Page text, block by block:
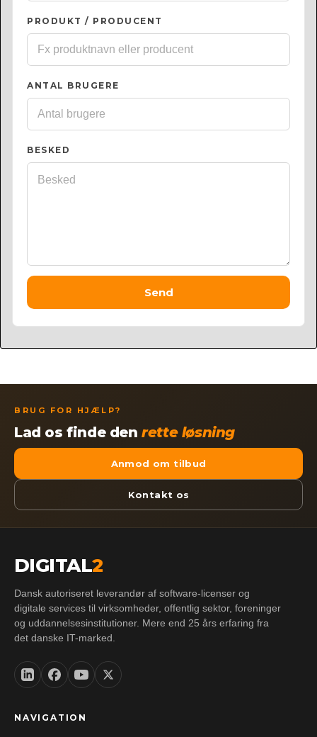
PRODUKT / PRODUCENT
ANTAL BRUGERE
BESKED
Send
BRUG FOR HJÆLP?
Lad os finde denrette løsning
Anmod om tilbud
Kontakt os
DIGITAL2
Dansk autoriseret leverandør af software-licenser og
digitale services til virksomheder, offentlig sektor, foreninger
og uddannelsesinstitutioner. Mere end 25 års erfaring fra
det danske IT-marked.
NAVIGATION